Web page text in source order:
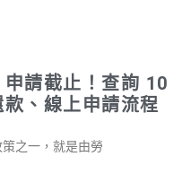
請截止！查詢 10
、線上申請流程
之一，就是由勞